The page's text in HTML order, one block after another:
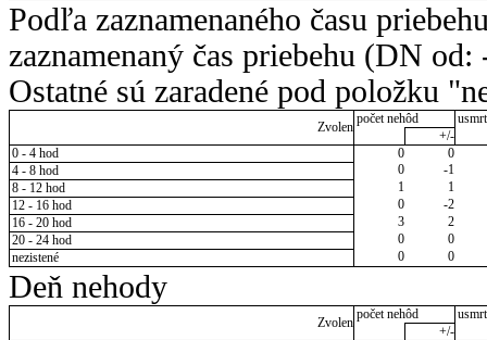
Podľa zaznamenaného času
zaznamenaný čas priebehu (DN
Ostatné sú zaradené pod položku
Zvolen
počet nehôd
+/-
0 - 4 hod
0
0
4 - 8 hod
0
-1
8 - 12 hod
1
1
12 - 16 hod
0
-2
16 - 20 hod
3
2
20 - 24 hod
0
0
nezistené
0 0
Deň nehody
Zvolen
počet nehôd
+/-